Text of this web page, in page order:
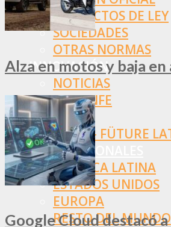
PROYECTOS DE LEY
SOCIEDADES
OTRAS NORMAS
INNOVACIÓN
NOTICIAS
LA CONFE
ITC
INESE – FÜTURE
INTERNACIONALES
AMÉRICA LATINA
ESTADOS UNIDOS
EUROPA
RESTO DEL MUNDO
Alza en motos y baja
Google Cloud destacó